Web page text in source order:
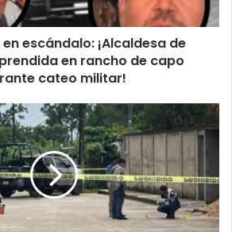
escándalo: ¡Alcaldesa de
en rancho de capo
cateo militar!